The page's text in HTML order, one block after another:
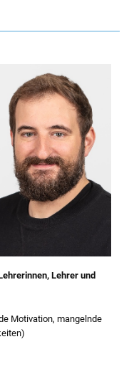
Lehrer und
Motivation, mangelnde